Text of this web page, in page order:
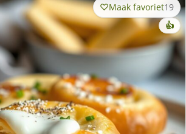
Maak favoriet19
👍